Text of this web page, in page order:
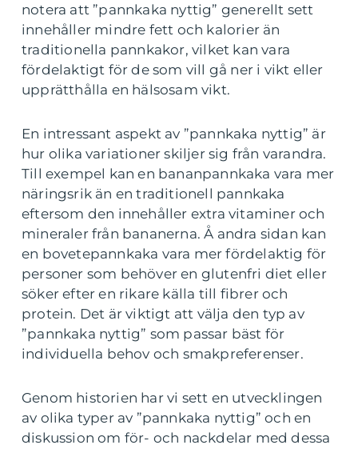
notera att ”pannkaka nyttig” generellt sett
innehåller mindre fett och kalorier än
traditionella pannkakor, vilket kan vara
fördelaktigt för de som vill gå ner i vikt eller
upprätthålla en hälsosam vikt.
En intressant aspekt av ”pannkaka nyttig” är
hur olika variationer skiljer sig från varandra.
Till exempel kan en bananpannkaka vara mer
näringsrik än en traditionell pannkaka
eftersom den innehåller extra vitaminer och
mineraler från bananerna. Å andra sidan kan
en bovetepannkaka vara mer fördelaktig för
personer som behöver en glutenfri diet eller
söker efter en rikare källa till fibrer och
protein. Det är viktigt att välja den typ av
”pannkaka nyttig” som passar bäst för
individuella behov och smakpreferenser.
Genom historien har vi sett en utvecklingen
av olika typer av ”pannkaka nyttig” och en
diskussion om för- och nackdelar med dessa